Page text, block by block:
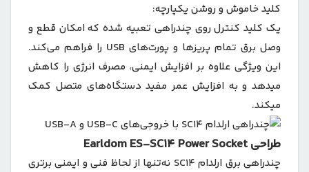
کلید خاموش و روشن یکپارچه:
یک کلید کنترل روی چندراهی تعبیه شده که امکان قطع و
وصل برق تمام پریزها و پورت‌های USB را فراهم می‌کند.
این ویژگی علاوه بر افزایش ایمنی، مصرف انرژی را کاهش
میدهد و به افزایش عمر مفید دستگاه‌های متصل کمک
میکند.
طراحی Earldom ES-SC14 Power Socket
چندراهی برق ارلدام SC14 نه‌تنها از لحاظ فنی و ایمنی برتری